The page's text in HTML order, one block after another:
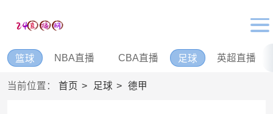
篮球 NBA直播 CBA直播 足球 英超直播
当前位置： 首页 足球 德甲